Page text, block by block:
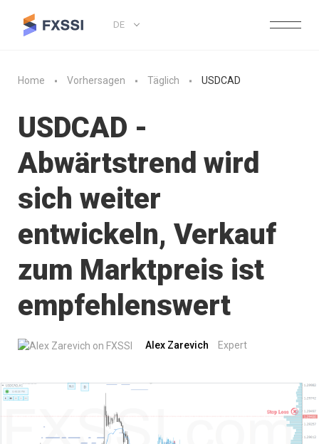
DE
Home Vorhersagen Täglich USDCAD
USDCAD -
Abwärtstrend wird
sich weiter
entwickeln, Verkauf
zum Marktpreis ist
empfehlenswert
Alex Zarevich Expert